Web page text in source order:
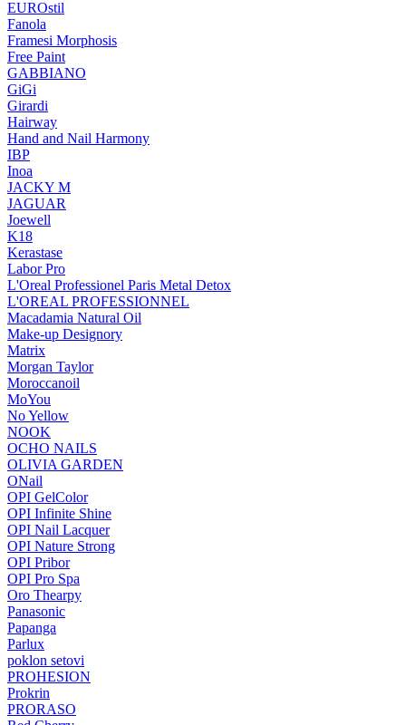
EUROstil
Fanola
Framesi Morphosis
Free Paint
GABBIANO
GiGi
Girardi
Hairway
Hand and Nail Harmony
IBP
Inoa
JACKY M
JAGUAR
Joewell
K18
Kerastase
Labor Pro
L'Oreal Professionel Paris Metal Detox
L'OREAL PROFESSIONNEL
Macadamia Natural Oil
Make-up Designory
Matrix
Morgan Taylor
Moroccanoil
MoYou
No Yellow
NOOK
OCHO NAILS
OLIVIA GARDEN
ONail
OPI GelColor
OPI Infinite Shine
OPI Nail Lacquer
OPI Nature Strong
OPI Pribor
OPI Pro Spa
Oro Thearpy
Panasonic
Papanga
Parlux
poklon setovi
PROHESION
Prokrin
PRORASO